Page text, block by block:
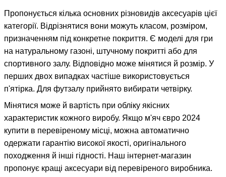
Пропонується кілька основних різновидів аксесуарів цієї
категорії. Відрізнятися вони можуть класом, розміром,
призначенням під конкретне покриття. Є моделі для гри
на натуральному газоні, штучному покритті або для
спортивного залу. Відповідно може мінятися й розмір. У
перших двох випадках частіше використовується
п'ятірка. Для футзалу прийнято вибирати четвірку.
Мінятися може й вартість при обліку якісних
характеристик кожного виробу. Якщо м'яч євро 2024
купити в перевіреному місці, можна автоматично
одержати гарантію високої якості, оригінального
походження й інші гідності. Наш інтернет-магазин
пропонує кращі аксесуари від перевіреного виробника.